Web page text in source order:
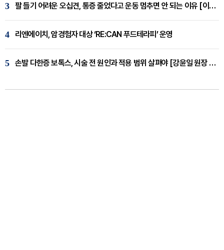
3 팔 들기 어려운 오십견, 통증 줄었다고 운동 멈추면 안 되는 이유 [이병욱 원장 칼럼]
4 리엔에이치, 암경험자 대상 ‘RE:CAN 푸드테라피’ 운영
5 손발 다한증 보톡스, 시술 전 원인과 적용 범위 살펴야 [강윤일 원장 칼럼]